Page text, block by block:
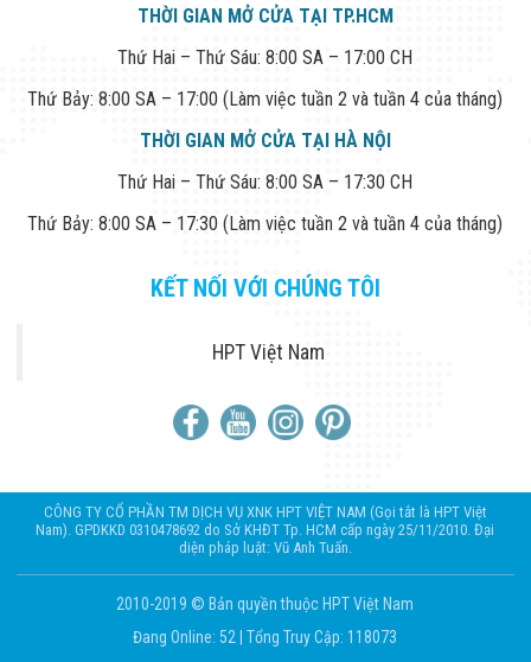
THỜI GIAN MỞ CỬA TẠI TP.HCM
Thứ Hai – Thứ Sáu: 8:00 SA – 17:00 CH
Thứ Bảy: 8:00 SA – 17:00 (Làm việc tuần 2 và tuần 4 của tháng)
THỜI GIAN MỞ CỬA TẠI HÀ NỘI
Thứ Hai – Thứ Sáu: 8:00 SA – 17:30 CH
Thứ Bảy: 8:00 SA – 17:30 (Làm việc tuần 2 và tuần 4 của tháng)
KẾT NỐI VỚI CHÚNG TÔI
HPT Việt Nam
CÔNG TY CỔ PHẦN TM DỊCH VỤ XNK HPT VIỆT NAM (Gọi tắt là HPT Việt
Nam). GPDKKD 0310478692 do Sở KHĐT Tp. HCM cấp ngày 25/11/2010. Đại
diện pháp luật: Vũ Anh Tuấn.
2010-2019 © Bản quyền thuộc HPT Việt Nam
Đang Online: 52 |Tổng Truy Cập: 118073